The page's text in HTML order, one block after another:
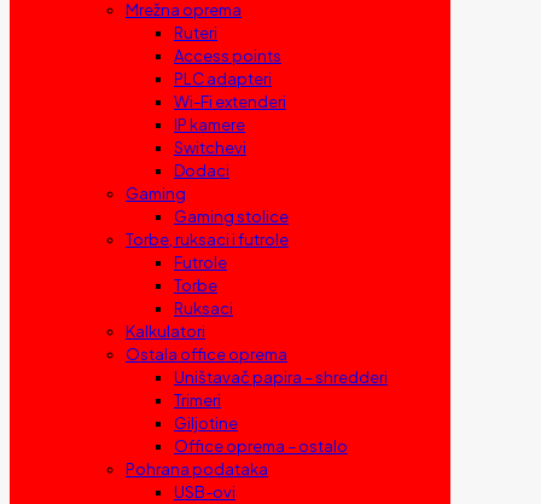
Mrežna oprema
Ruteri
Access points
PLC adapteri
Wi-Fi extenderi
IP kamere
Switchevi
Dodaci
Gaming
Gaming stolice
Torbe, ruksaci i futrole
Futrole
Torbe
Ruksaci
Kalkulatori
Ostala office oprema
Uništavač papira – shredderi
Trimeri
Giljotine
Office oprema – ostalo
Pohrana podataka
USB-ovi